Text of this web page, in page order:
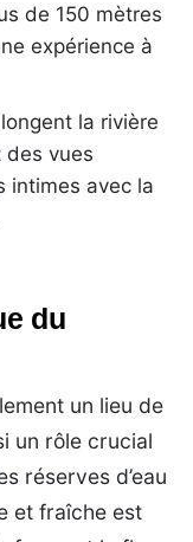
de 150 mètres
expérience à
la rivière
vues
intimes avec la
du
un lieu de
un rôle crucial
réserves d’eau
et fraîche est